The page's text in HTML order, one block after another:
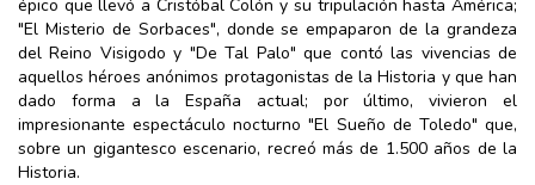
épico que llevó a Cristóbal Colón y su tripulación hasta América;
"El Misterio de Sorbaces", donde se empaparon de la grandeza
del Reino Visigodo y "De Tal Palo" que contó las vivencias de
aquellos héroes anónimos protagonistas de la Historia y que han
dado forma a la España actual; por último, vivieron el
impresionante espectáculo nocturno "El Sueño de Toledo" que,
sobre un gigantesco escenario, recreó más de 1.500 años de la
Historia.